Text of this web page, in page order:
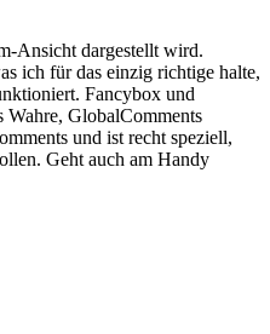
Ansicht dargestellt wird.
ich für das einzig richtige halte,
Fancybox und
GlobalComments
und ist recht speziell,
Geht auch am Handy